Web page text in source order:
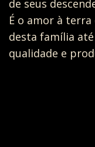
de seus
É o amor à
desta família
qualidade e